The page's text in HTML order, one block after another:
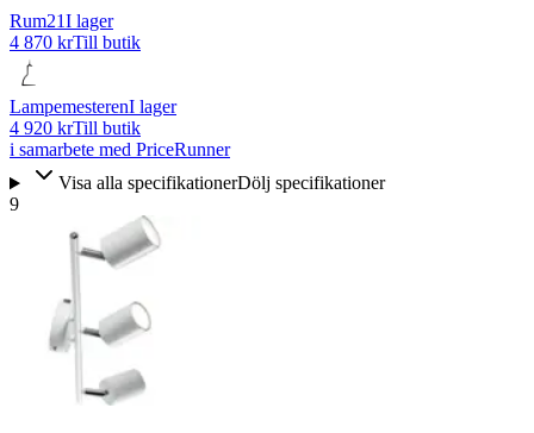
Rum21I lager
4 870 krTill butik
LampemesterenI lager
4 920 krTill butik
i samarbete med PriceRunner
Visa alla specifikationerDölj specifikationer
9